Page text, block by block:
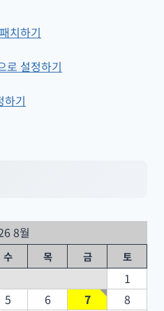
치하기
로 설정하기
하기
8월
수 목 금 토
1
5 6 7
8